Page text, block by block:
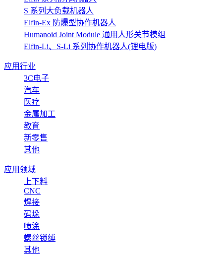
S 系列大负载机器人
Elfin-Ex 防爆型协作机器人
Humanoid Joint Module 通用人形关节模组
Elfin-Li、S-Li 系列协作机器人(锂电版)
应用行业
3C电子
汽车
医疗
金属加工
教育
新零售
其他
应用领域
上下料
CNC
焊接
码垛
喷涂
螺丝锁缚
其他